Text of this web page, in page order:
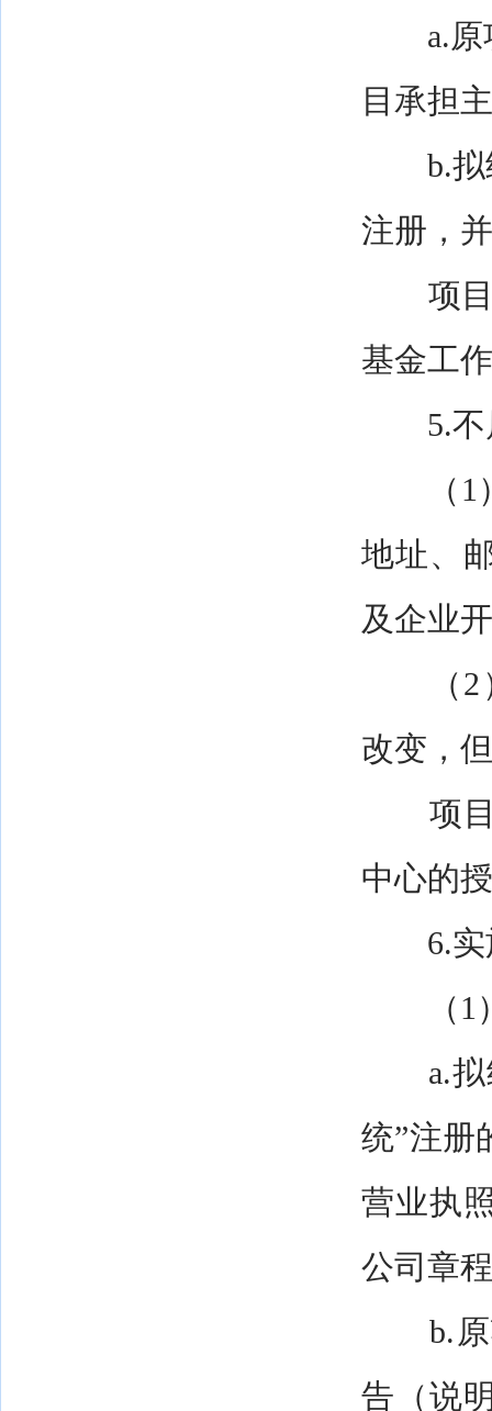
a.原项
目承担
b.拟继
注册，
项目
基金工
5.不属
（1）
地址、
及企业
（2）
改变，
项目
中心的
6.实施
（1）
a.拟继
统”注册
营业执
公司章
b.原项
告（说